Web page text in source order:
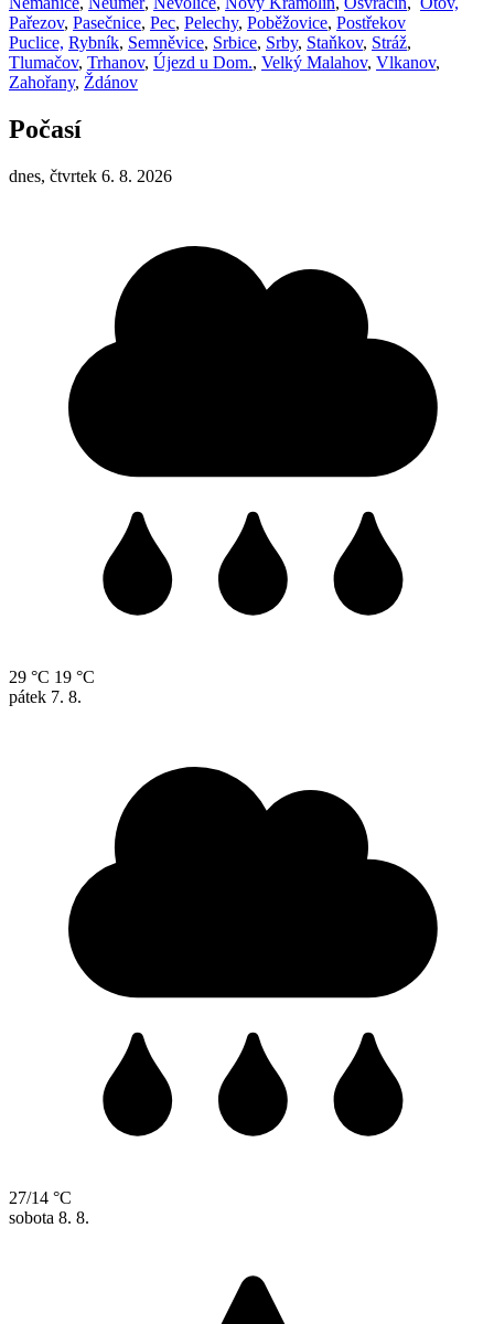
Pařezov, Pasečnice, Pec, Pelechy, Poběžovice, Postřekov
Puclice, Rybník, Semněvice, Srbice, Srby, Staňkov, Stráž,
Tlumačov, Trhanov, Újezd u Dom., Velký Malahov, Vlkanov,
Zahořany, Ždánov
Počasí
dnes, čtvrtek 6. 8. 2026
29 °C 19 °C
pátek 7. 8.
27/14 °C
sobota 8. 8.